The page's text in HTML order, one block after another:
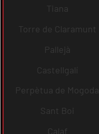
Tiana
Torre de Claramunt
Pallejà
Castellgalí
Perpètua de Mogoda
Sant Boi
Calaf